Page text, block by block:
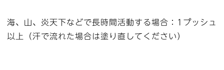
海、山、炎天下などで長時間活動する場合：1プッシュ
以上（汗で流れた場合は塗り直してください）